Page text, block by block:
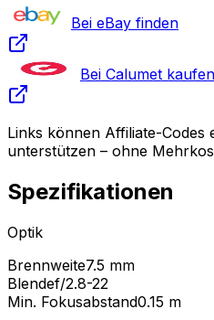
Bei eBay finden
Bei Calumet kaufen
Links können Affiliate-Codes
unterstützen – ohne
Spezifikationen
Optik
Brennweite7.5 mm
Blendef/2.8-22
Min. Fokusabstand0.15 m